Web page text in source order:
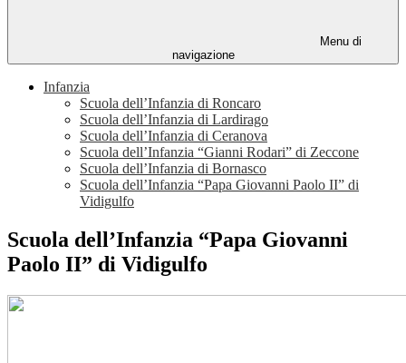
Menu di
navigazione
Infanzia
Scuola dell’Infanzia di Roncaro
Scuola dell’Infanzia di Lardirago
Scuola dell’Infanzia di Ceranova
Scuola dell’Infanzia “Gianni Rodari” di Zeccone
Scuola dell’Infanzia di Bornasco
Scuola dell’Infanzia “Papa Giovanni Paolo II” di
Vidigulfo
Scuola dell’Infanzia “Papa Giovanni
Paolo II” di Vidigulfo